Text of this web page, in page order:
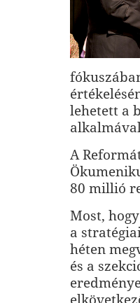
lehetett a
A
80 millió
Most,
a
héten
és a